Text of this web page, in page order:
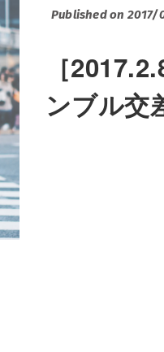
Published on
［
ンブル交